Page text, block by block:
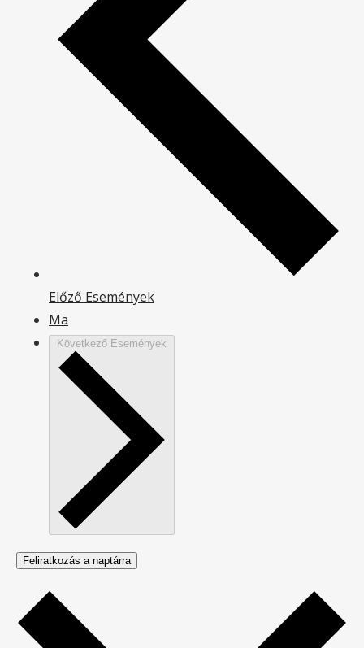
Előző Események
Ma
Következő Események
Feliratkozás a naptárra